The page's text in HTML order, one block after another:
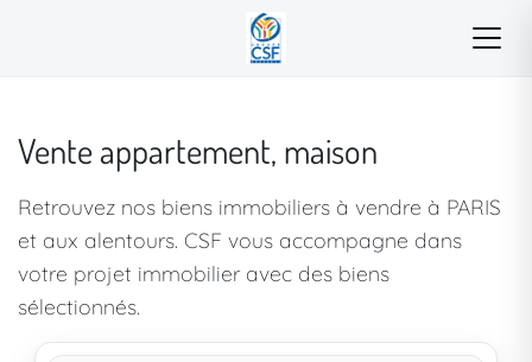
Vente appartement, maison
Retrouvez nos biens immobiliers à vendre à PARIS
et aux alentours. CSF vous accompagne dans
votre projet immobilier avec des biens
sélectionnés.